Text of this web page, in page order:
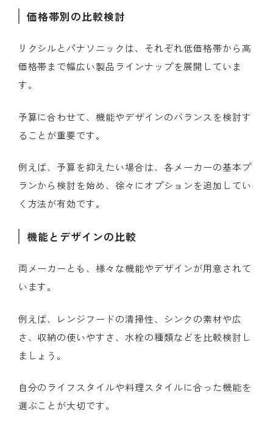
価格帯別の比較検討
リクシルとパナソニックは、それぞれ低価格帯から高
価格帯まで幅広い製品ラインナップを展開していま
す。
予算に合わせて、機能やデザインのバランスを検討す
ることが重要です。
例えば、予算を抑えたい場合は、各メーカーの基本プ
ランから検討を始め、徐々にオプションを追加してい
く方法が有効です。
機能とデザインの比較
両メーカーとも、様々な機能やデザインが用意されて
います。
例えば、レンジフードの清掃性、シンクの素材や広
さ、収納の使いやすさ、水栓の種類などを比較検討し
ましょう。
自分のライフスタイルや料理スタイルに合った機能を
選ぶことが大切です。